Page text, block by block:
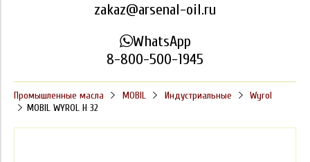
zakaz@arsenal-oil.ru
WhatsApp
8-800-500-1945
Промышленные масла MOBIL Индустриальные
Wyrol
MOBIL WYROL H 32